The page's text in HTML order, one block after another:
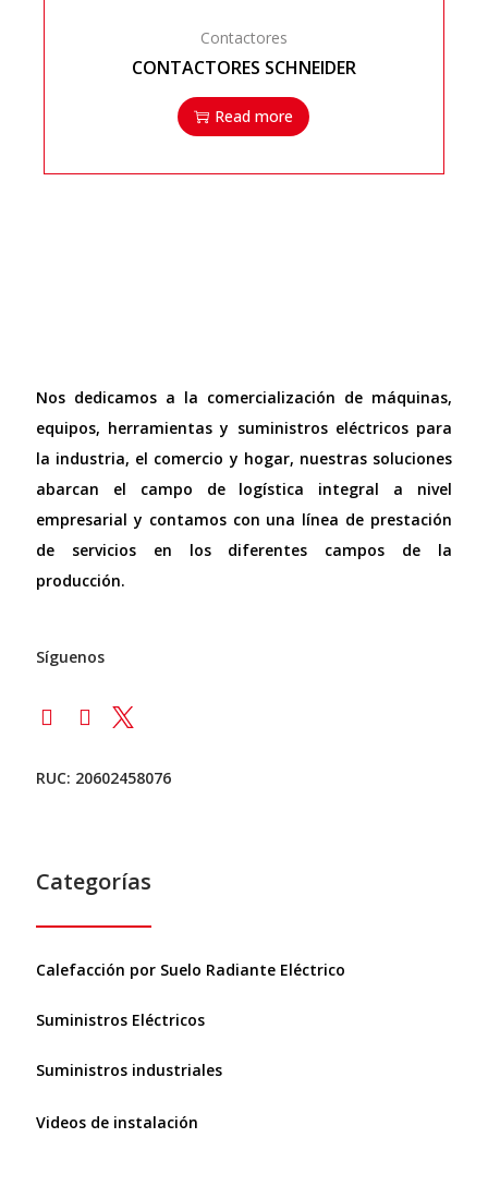
Contactores
CONTACTORES SCHNEIDER
Read more
Nos dedicamos a la comercialización de máquinas,
equipos, herramientas y suministros eléctricos para
la industria, el comercio y hogar, nuestras soluciones
abarcan el campo de logística integral a nivel
empresarial y contamos con una línea de prestación
de servicios en los diferentes campos de la
producción.
Síguenos
RUC: 20602458076
Categorías
Calefacción por Suelo Radiante Eléctrico
Suministros Eléctricos
Suministros industriales
Videos de instalación